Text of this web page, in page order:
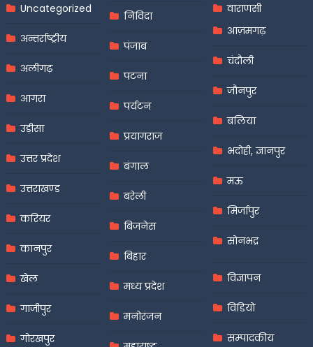
Uncategorized
अन्तर्राष्ट्रीय
अलीगढ़
आगरा
उड़ीसा
उत्तर प्रदेश
उत्तराखण्ड
करियर
कानपुर
खेल
गाजीपुर
गोरखपुर
निविदा
पंजाब
पटना
पर्यटन
प्रयागराज
बंगाल
बरेली
बिजनेस
बिहार
मध्य प्रदेश
मनोरंजन
वाराणसी
आज़मगढ़
चंदौली
जौनपुर
बलिया
भदोही, ज्ञानपुर
मऊ
मिर्जापुर
सोनभद्र
विज्ञापन
विडियो
सम्पादकीय